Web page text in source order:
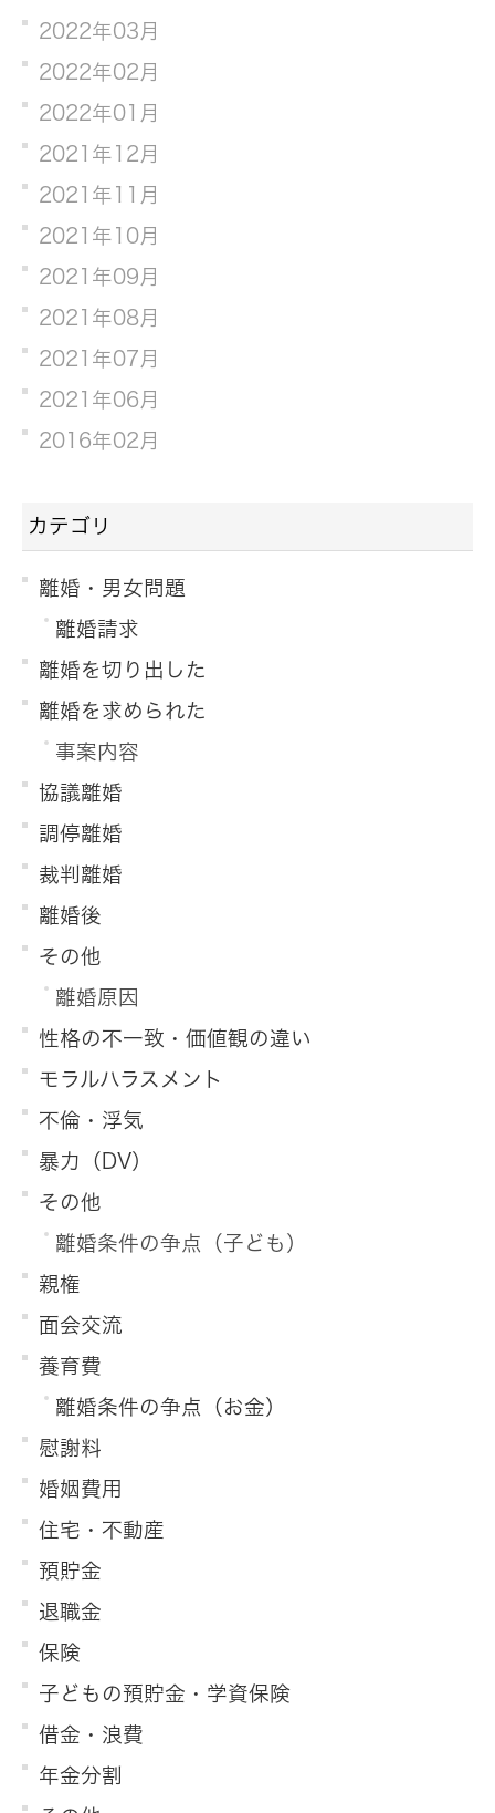
2022年03月
2022年02月
2022年01月
2021年12月
2021年11月
2021年10月
2021年09月
2021年08月
2021年07月
2021年06月
2016年02月
カテゴリ
離婚・男女問題
離婚請求
離婚を切り出した
離婚を求められた
事案内容
協議離婚
調停離婚
裁判離婚
離婚後
その他
離婚原因
性格の不一致・価値観の違い
モラルハラスメント
不倫・浮気
暴力（DV）
その他
離婚条件の争点（子ども）
親権
面会交流
養育費
離婚条件の争点（お金）
慰謝料
婚姻費用
住宅・不動産
預貯金
退職金
保険
子どもの預貯金・学資保険
借金・浪費
年金分割